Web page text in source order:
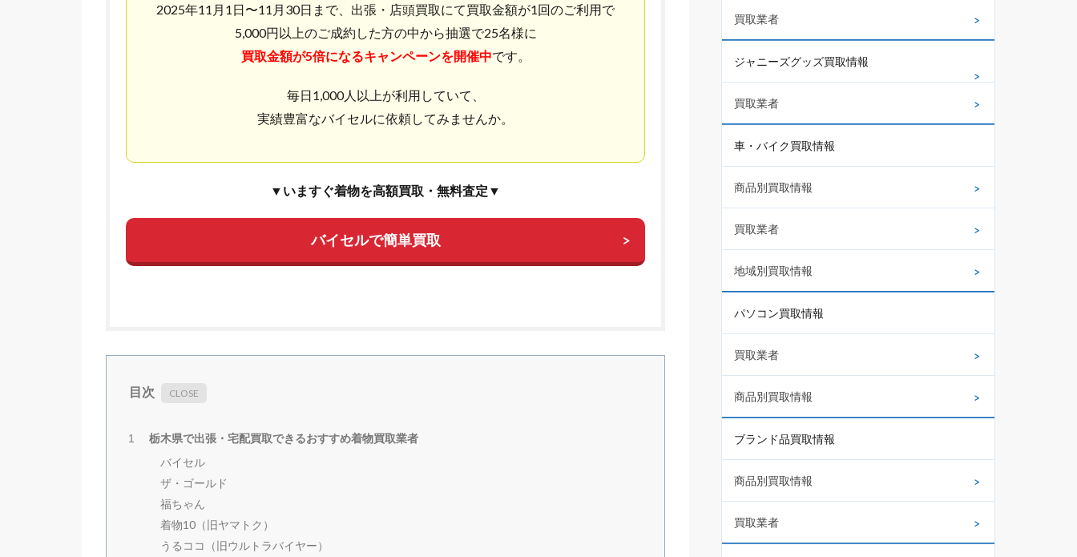
2025年11月1日〜11月30日まで、出張・店頭買取にて買取金額が1回のご利用で
5,000円以上のご成約した方の中から抽選で25名様に
買取金額が5倍になるキャンペーンを開催中です。
毎日1,000人以上が利用していて、
実績豊富なバイセルに依頼してみませんか。
▼いますぐ着物を高額買取・無料査定▼
バイセルで簡単買取
目次
1
栃木県で出張・宅配買取できるおすすめ着物買取業者
バイセル
ザ・ゴールド
福ちゃん
着物10（旧ヤマトク）
うるココ（旧ウルトラバイヤー）
買取業者
ジャニーズグッズ買取情報
買取業者
車・バイク買取情報
商品別買取情報
買取業者
地域別買取情報
パソコン買取情報
買取業者
商品別買取情報
ブランド品買取情報
商品別買取情報
買取業者